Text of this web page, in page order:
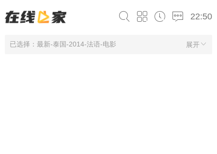
22:50
展开
已选择：最新-泰国-2014-法语-电影